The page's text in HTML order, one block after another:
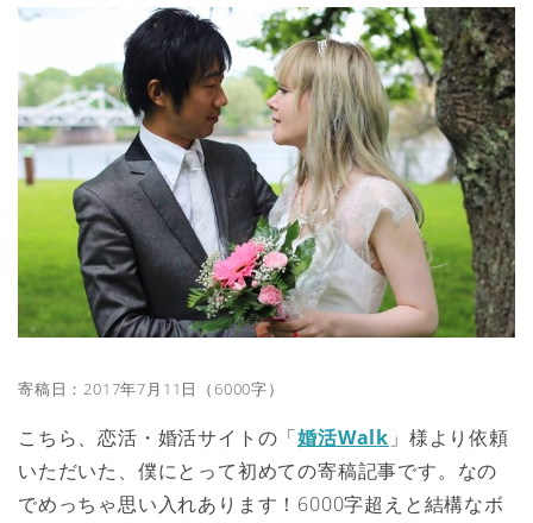
寄稿日：2017年7月11日（6000字）
こちら、恋活・婚活サイトの「婚活Walk 」様より依頼
いただいた、僕にとって初めての寄稿記事です。なの
でめっちゃ思い入れあります！6000字超えと結構なボ